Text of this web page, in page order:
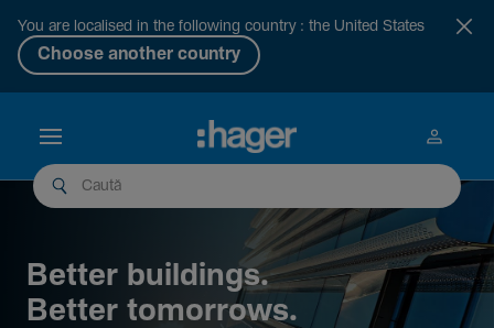
You are localised in the following country : the United States
Choose another country
Better buil­dings.
Better tomor­rows.